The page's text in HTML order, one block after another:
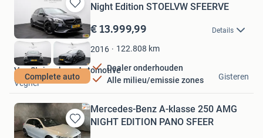
Bewaren
in
Mijn
Favorieten
Complete auto
Night Edition STOELVW SFEERVE
€ 13.999,99 Details
2016 122.808 km
Dealer onderhouden
Alle milieu/emissie zones
Van Stuivenberg Automotive
Veghel
Gisteren
Bewaren
Mercedes-Benz A-klasse 250 AMG
NIGHT EDITION PANO SFEER